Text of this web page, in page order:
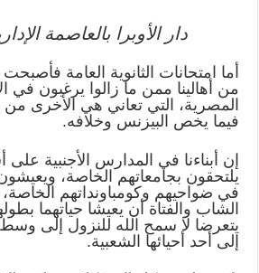
دار الأوبرا بالعاصمة
أما امتحانات الثانوية العامة
من أهالينا ممن ما زالوا يرغبون في
المصرية، التي تعاني هي الأخرى
فيما يخص البيزنس وخلافه.
إن أبناءنا في المدارس الأجنبية على
يلتحقون بجامعاتهم الخاصة،
في ضواحيهم وكومباونداتهم
الشاب والفتاة أن يعيشا حياتهما
يتعرضا لا سمح الله للنزول إلى وسط
إلى أحد أحيائها الشعبية.